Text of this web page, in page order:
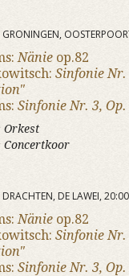
Nänie op.82
Sinfonie Nr.
Sinfonie Nr. 3, Op.
Orkest
Concertkoor
DE LAWEI,
Nänie op.82
Sinfonie Nr.
Sinfonie Nr. 3, Op.